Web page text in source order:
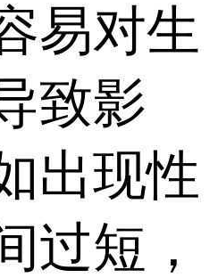
易对生
致影
出现性
过短，